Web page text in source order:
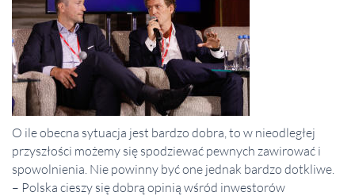
O ile obecna sytuacja jest bardzo dobra, to w nieodległej
przyszłości możemy się spodziewać pewnych zawirować i
spowolnienia. Nie powinny być one jednak bardzo dotkliwe.
– Polska cieszy się dobrą opinią wśród inwestorów